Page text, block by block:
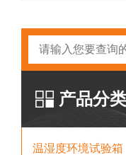
产品分类
温湿度环境试验箱